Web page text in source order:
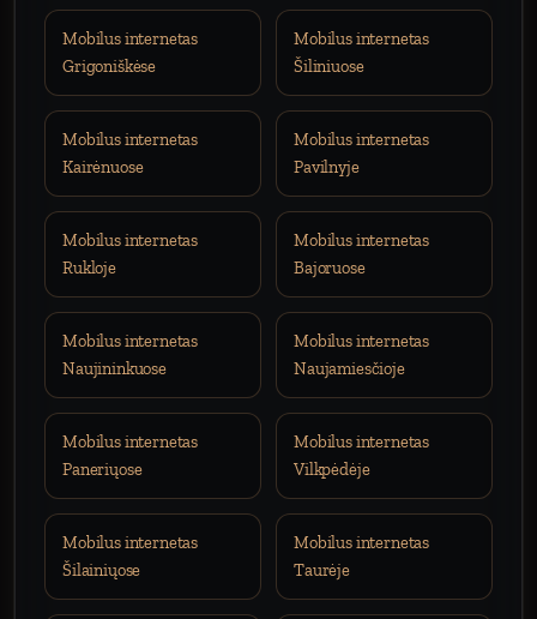
Mobilus internetas
Grigoniškėse
Mobilus internetas
Šiliniuose
Mobilus internetas
Kairėnuose
Mobilus internetas
Pavilnyje
Mobilus internetas
Rukloje
Mobilus internetas
Bajoruose
Mobilus internetas
Naujininkuose
Mobilus internetas
Naujamiesčioje
Mobilus internetas
Paneriųose
Mobilus internetas
Vilkpėdėje
Mobilus internetas
Šilainiųose
Mobilus internetas
Taurėje